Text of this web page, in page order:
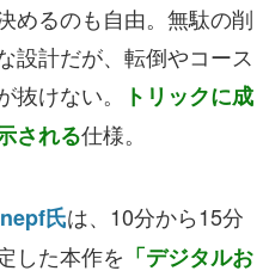
めるのも自由。無駄の削
設計だが、転倒やコース
けない。
トリックに成
される仕様。
氏は、10分から15分
した本作を 「デジタルお